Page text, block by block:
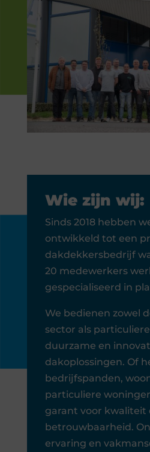
Wie zijn wij:
Sinds 2018 hebben
ontwikkeld tot een
dakdekkersbedrijf
20 medewerkers
gespecialiseerd in
We bedienen zowel
sector als
duurzame en
dakoplossingen. Of
bedrijfspanden,
particuliere
garant voor kwaliteit
betrouwbaarheid.
ervaring en